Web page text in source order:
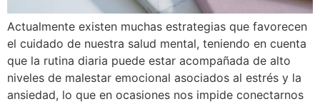
Actualmente existen muchas estrategias que favorecen
el cuidado de nuestra salud mental, teniendo en cuenta
que la rutina diaria puede estar acompañada de alto
niveles de malestar emocional asociados al estrés y la
ansiedad, lo que en ocasiones nos impide conectarnos